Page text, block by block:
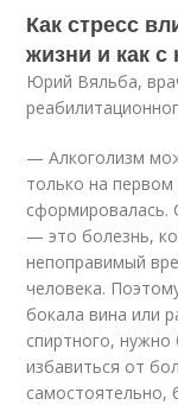
Как стресс
жизни и как
Юрий Вяльба,
— Алкоголизм
только на первом
сформировалась.
— это болезнь,
непоправимый
человека.
бокала вина или
спиртного,
избавиться от
самостоятельно,